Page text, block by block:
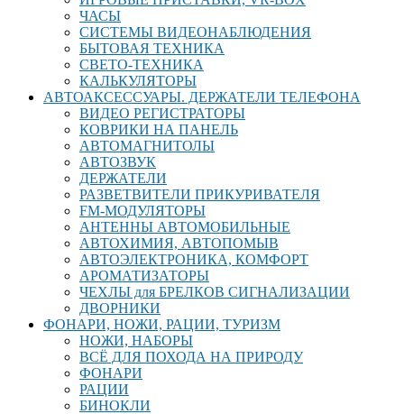
ЧАСЫ
СИСТЕМЫ ВИДЕОНАБЛЮДЕНИЯ
БЫТОВАЯ ТЕХНИКА
СВЕТО-ТЕХНИКА
КАЛЬКУЛЯТОРЫ
АВТОАКСЕССУАРЫ. ДЕРЖАТЕЛИ ТЕЛЕФОНА
ВИДЕО РЕГИСТРАТОРЫ
КОВРИКИ НА ПАНЕЛЬ
АВТОМАГНИТОЛЫ
АВТОЗВУК
ДЕРЖАТЕЛИ
РАЗВЕТВИТЕЛИ ПРИКУРИВАТЕЛЯ
FM-МОДУЛЯТОРЫ
АНТЕННЫ АВТОМОБИЛЬНЫЕ
АВТОХИМИЯ, АВТОПОМЫВ
АВТОЭЛЕКТРОНИКА, КОМФОРТ
АРОМАТИЗАТОРЫ
ЧЕХЛЫ для БРЕЛКОВ СИГНАЛИЗАЦИИ
ДВОРНИКИ
ФОНАРИ, НОЖИ, РАЦИИ, ТУРИЗМ
НОЖИ, НАБОРЫ
ВСЁ ДЛЯ ПОХОДА НА ПРИРОДУ
ФОНАРИ
РАЦИИ
БИНОКЛИ